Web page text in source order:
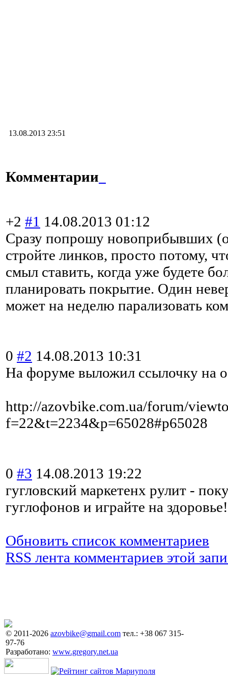
13.08.2013 23:51
Комментарии
+2 #1 14.08.2013 01:12
Сразу попрошу новоприбывших
стройте линков, просто потому,
смыл ставить, когда уже будете
планировать покрытие. Один
может на неделю парализовать
0 #2 14.08.2013 10:31
На форуме выложил ссылочку на
http://azovbike.com.ua/forum/
f=22&t=2234&p=65028#p65028
0 #3 14.08.2013 19:22
гугловский маркетенх рулит -
гуглофонов и играйте на здоровье!
Обновить список комментариев
RSS лента комментариев этой
© 2011-2026 azovbike@gmail.com тел.: +38 067 315-
97-76
Разработано: www.gregory.net.ua